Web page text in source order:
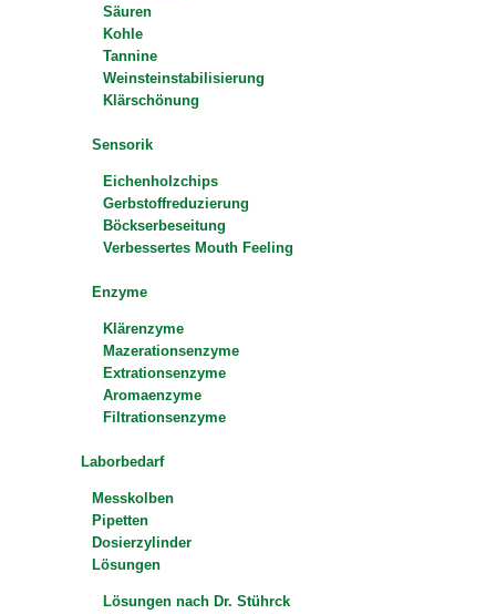
Säuren
Kohle
Tannine
Weinsteinstabilisierung
Klärschönung
Sensorik
Eichenholzchips
Gerbstoffreduzierung
Böckserbeseitung
Verbessertes Mouth Feeling
Enzyme
Klärenzyme
Mazerationsenzyme
Extrationsenzyme
Aromaenzyme
Filtrationsenzyme
Laborbedarf
Messkolben
Pipetten
Dosierzylinder
Lösungen
Lösungen nach Dr. Stührck